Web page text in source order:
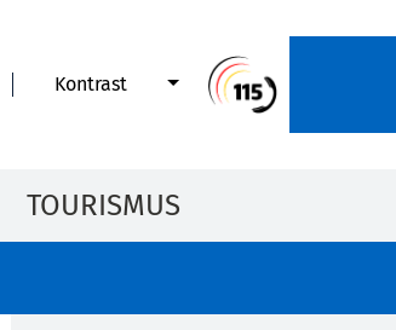
Kontrast
TOURISMUS